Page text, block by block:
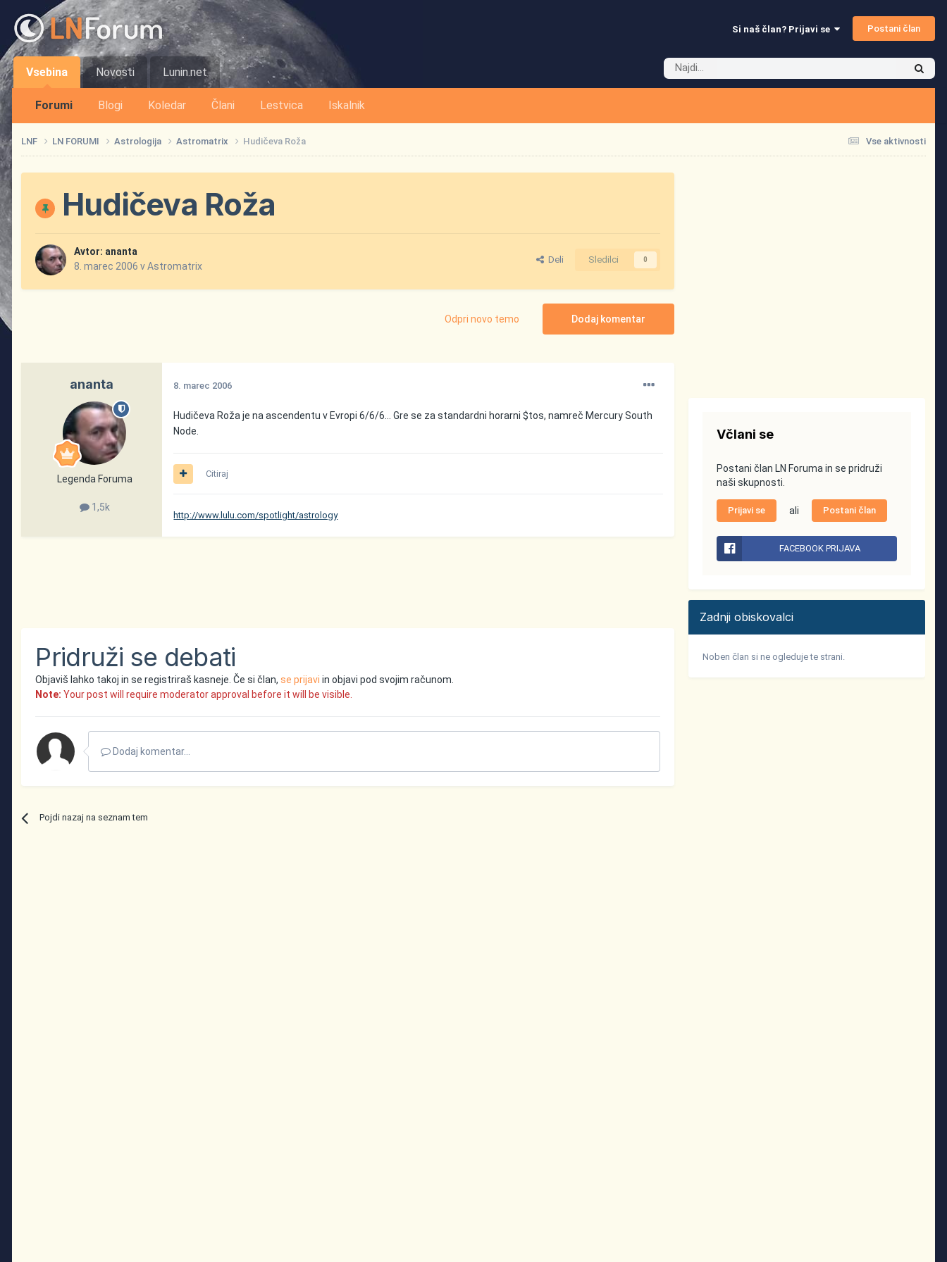
Si naš član? Prijavi se Postani član
Vsebina
Forumi Blogi Koledar Člani Lestvica Iskalnik
Novosti Lunin.net
Vse aktivnosti
LNF LN FORUMI Astrologija Astromatrix Hudičeva Roža
Hudičeva Roža
Avtor: ananta
8. marec 2006 vAstromatrix
Deli Sledilci 0
Dodaj komentar
Odpri novo temo
ananta
Legenda Foruma
1,5k
8. marec 2006
Hudičeva Roža je na ascendentu v Evropi 6/6/6... Gre se za standardni horarni $tos, namreč Mercury South
Node.
Citiraj
http://www.lulu.com/spotlight/astrology
Pridruži se debati
Objaviš lahko takoj in se registriraš kasneje. Če si član,se prijavi in objavi pod svojim računom.
Note: Your post will require moderator approval before it will be visible.
Dodaj komentar...
Pojdi nazaj na seznam tem
Včlani se
Postani član LN Foruma in se pridruži
naši skupnosti.
Prijavi se ali Postani član
FACEBOOK PRIJAVA
Zadnji obiskovalci
Noben član si ne ogleduje te strani.